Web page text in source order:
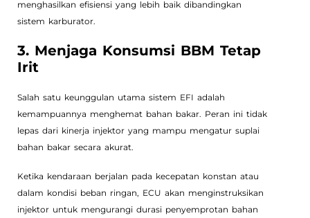
menghasilkan efisiensi yang lebih baik dibandingkan
sistem karburator.
3. Menjaga Konsumsi BBM Tetap
Irit
Salah satu keunggulan utama sistem EFI adalah
kemampuannya menghemat bahan bakar. Peran ini tidak
lepas dari kinerja injektor yang mampu mengatur suplai
bahan bakar secara akurat.
Ketika kendaraan berjalan pada kecepatan konstan atau
dalam kondisi beban ringan, ECU akan menginstruksikan
injektor untuk mengurangi durasi penyemprotan bahan